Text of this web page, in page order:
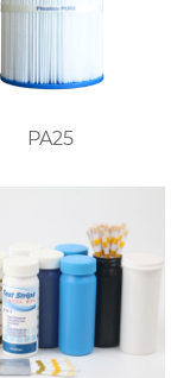
PA25